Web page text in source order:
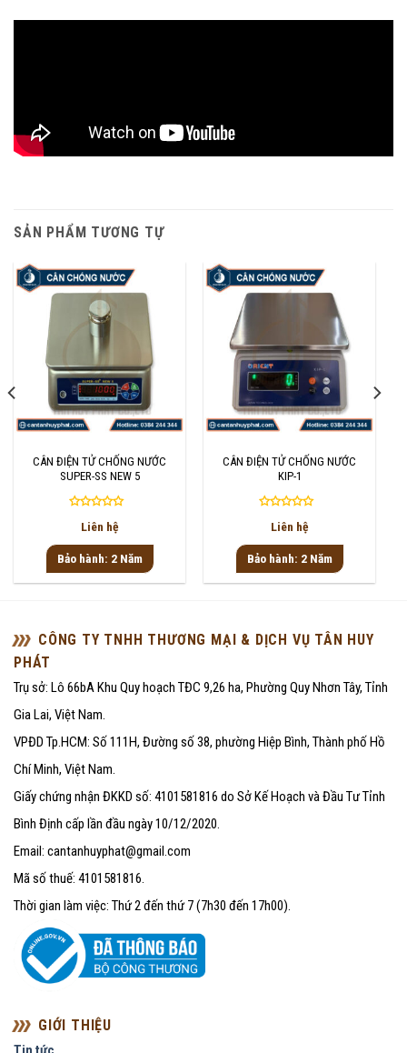
SẢN PHẨM TƯƠNG TỰ
CÂN ĐIỆN TỬ CHỐNG NƯỚC
SUPER-SS NEW 5
Được
hạng
0
5
Liên hệ
Bảo hành: 2 Năm
CÂN ĐIỆN TỬ CHỐNG NƯỚC
KIP-1
Được
hạng
0
5
Liên hệ
Bảo hành: 2 Năm
CÔNG TY TNHH THƯƠNG MẠI & DỊCH VỤ TÂN HUY
PHÁT
Trụ sở: Lô 66bA Khu Quy hoạch TĐC 9,26 ha, Phường Quy Nhơn Tây, Tỉnh
Gia Lai, Việt Nam.
VPĐD Tp.HCM: Số 111H, Đường số 38, phường Hiệp Bình, Thành phố Hồ
Chí Minh, Việt Nam.
Giấy chứng nhận ĐKKD số: 4101581816 do Sở Kế Hoạch và Đầu Tư Tỉnh
Bình Định cấp lần đầu ngày 10/12/2020.
Email: cantanhuyphat@gmail.com
Mã số thuế: 4101581816.
Thời gian làm việc: Thứ 2 đến thứ 7 (7h30 đến 17h00).
GIỚI THIỆU